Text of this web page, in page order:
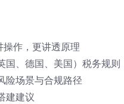
操作，更讲透原理
国、德国、美国）税务规则
险场景与合规路径
建建议